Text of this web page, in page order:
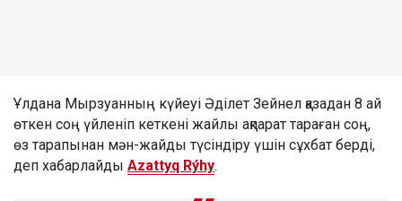
Ұлдана Мырзуанның күйеуі Әділет Зейнел қазадан 8 ай
өткен соң үйленіп кеткені жайлы ақпарат тараған соң,
өз тарапынан мән-жайды түсіндіру үшін сұхбат берді,
деп хабарлайды Azattyq Rýhy.